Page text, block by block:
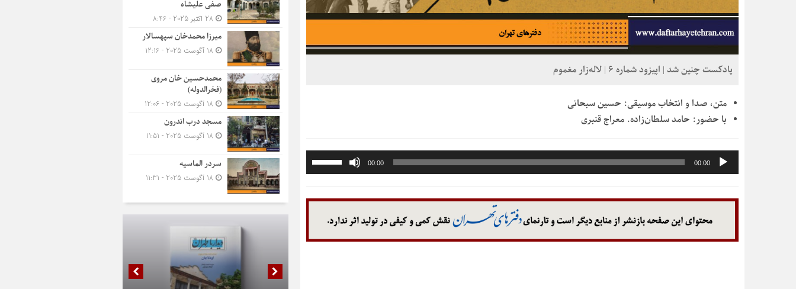
پادکست چنین شد | اپیزود شماره 6 | لاله‌زار مغموم
متن، صدا و انتخاب موسیقی: حسین سبحانی
با حضور: حامد سلطان‌زاده. معراج قنبری
پخش‌کننده
صوت
00:00
00:00
افزایش
یا
صدا
و
صفی علیشاه
میرزا محمدخان سپهسالار
محمدحسین خان مروی
(فخرالدوله)
مسجد درب اندرون
سردر الماسیه